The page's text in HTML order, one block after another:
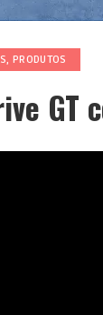
,PRODUTOS
GT